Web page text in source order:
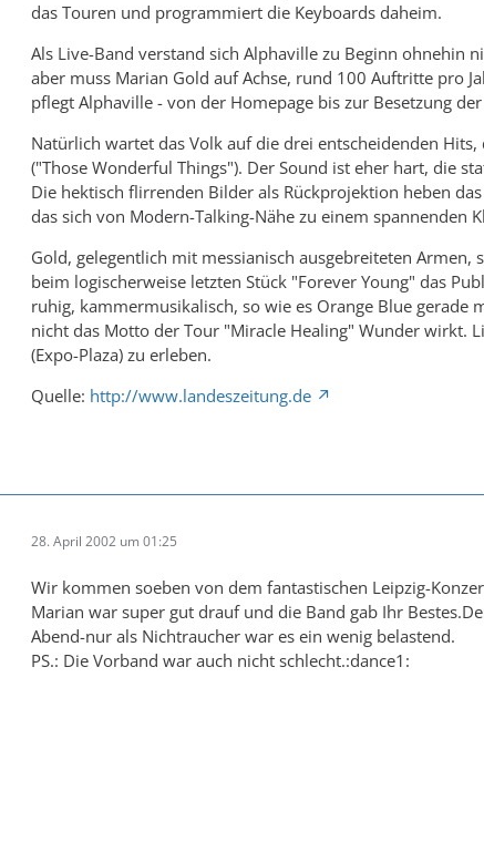
das Touren und programmiert die Keyboards daheim.
Als Live-Band verstand sich Alphaville zu Beginn ohnehin
aber muss Marian Gold auf Achse, rund 100 Auftritte pro
pflegt Alphaville - von der Homepage bis zur Besetzung
Natürlich wartet das Volk auf die drei entscheidenden
("Those Wonderful Things"). Der Sound ist eher hart, die
Die hektisch flirrenden Bilder als Rückprojektion heben
das sich von Modern-Talking-Nähe zu einem spannenden
Gold, gelegentlich mit messianisch ausgebreiteten
beim logischerweise letzten Stück "Forever Young" das
ruhig, kammermusikalisch, so wie es Orange Blue
nicht das Motto der Tour "Miracle Healing" Wunder wirkt.
(Expo-Plaza) zu erleben.
Quelle: http://www.landeszeitung.de
28. April 2002 um 01:25
Wir kommen soeben von dem fantastischen Leipzig-
Marian war super gut drauf und die Band gab Ihr
Abend-nur als Nichtraucher war es ein wenig belastend.
PS.: Die Vorband war auch nicht schlecht.:dance1: